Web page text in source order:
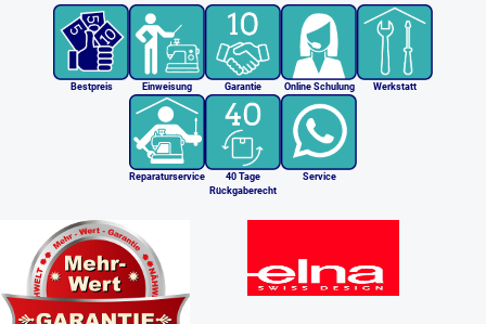
Bestpreis Einweisung Garantie Online Schulung Werkstatt
Reparaturservice
40 Tage
Rückgaberecht
Service